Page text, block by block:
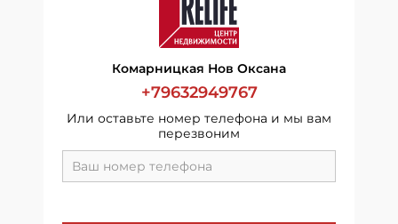
Комарницкая Нов Оксана
+79632949767
Или оставьте номер телефона и мы вам
перезвоним